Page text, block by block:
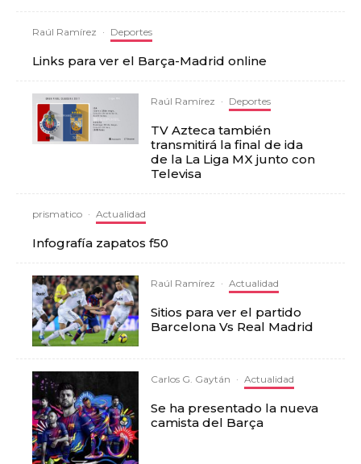
Raúl Ramírez · Deportes
Links para ver el Barça-Madrid online
Raúl Ramírez · Deportes
TV Azteca también
transmitirá la final de ida
de la La Liga MX junto con
Televisa
prismatico · Actualidad
Infografía zapatos f50
Raúl Ramírez · Actualidad
Sitios para ver el partido
Barcelona Vs Real Madrid
Carlos G. Gaytán · Actualidad
Se ha presentado la nueva
camista del Barça